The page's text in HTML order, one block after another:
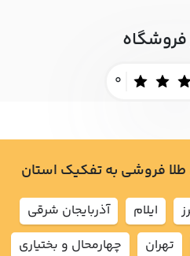
فروشگاه
0
فروشی به تفکیک استان
ايلام
آذربايجان شرقي
تهران
چهارمحال و بختياري